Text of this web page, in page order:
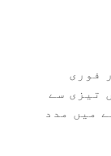
فوری
تیزی سے
میں مدد